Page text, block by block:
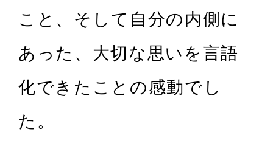
こと、そして自分の内側に
あった、大切な思いを言語
化できたことの感動でし
た。